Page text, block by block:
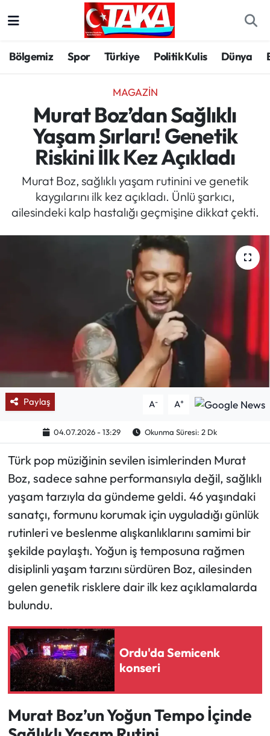
Bölgemiz Spor Türkiye Politik Kulis Dünya
MAGAZIN
Murat Boz’dan Sağlıklı
Yaşam Sırları! Genetik
Riskini İlk Kez Açıkladı
Murat Boz, sağlıklı yaşam rutinini ve genetik
kaygılarını ilk kez açıkladı. Ünlü şarkıcı,
ailesindeki kalp hastalığı geçmişine dikkat çekti.
Paylaş A- A+
04.07.2026 - 13:29 Okunma Süresi: 2 Dk
Türk pop müziğinin sevilen isimlerinden Murat
Boz, sadece sahne performansıyla değil, sağlıklı
yaşam tarzıyla da gündeme geldi. 46 yaşındaki
sanatçı, formunu korumak için uyguladığı günlük
rutinleri ve beslenme alışkanlıklarını samimi bir
şekilde paylaştı. Yoğun iş temposuna rağmen
disiplinli yaşam tarzını sürdüren Boz, ailesinden
gelen genetik risklere dair ilk kez açıklamalarda
bulundu.
Ordu'da Semicenk
konseri
Murat Boz’un Yoğun Tempo İçinde
Spor
Türkiye
Kültür/Sanat
Politika
Politik Kulis
Köşe Yazıları
Karikatür Galeri
BIK
ASTROLOJİ
Spor Yazıları
Mektup Galeri
Ekonomi
Sağlık
Turizm
Teknoloji
Trabzon Hava Durumu
Trabzon Trafik Yoğunluk Haritası
Süper Lig Puan Durumu ve Fikstür
Tüm Manşetler
Son Dakika Haberleri